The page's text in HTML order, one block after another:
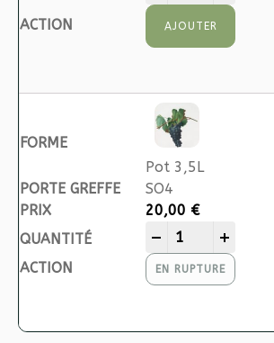
AJOUTER
Pot 3,5L
SO4
20,00 €
ISABELLE
+
EN RUPTURE